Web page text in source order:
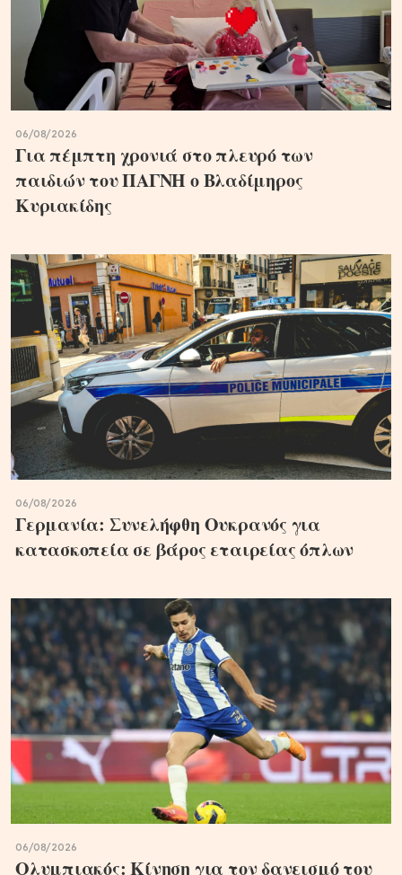
06/08/2026
Για πέμπτη χρονιά στο πλευρό των
παιδιών του ΠΑΓΝΗ ο Βλαδίμηρος
Κυριακίδης
06/08/2026
Γερμανία: Συνελήφθη Ουκρανός για
κατασκοπεία σε βάρος εταιρείας όπλων
06/08/2026
Ολυμπιακός: Κίνηση για τον δανεισμό του